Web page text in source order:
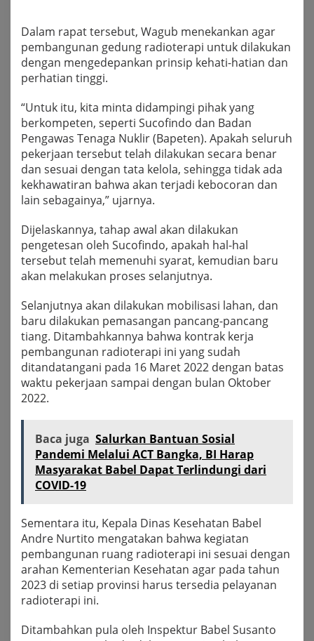
Dalam rapat tersebut, Wagub menekankan agar
pembangunan gedung radioterapi untuk dilakukan
dengan mengedepankan prinsip kehati-hatian dan
perhatian tinggi.
“Untuk itu, kita minta didampingi pihak yang
berkompeten, seperti Sucofindo dan Badan
Pengawas Tenaga Nuklir (Bapeten). Apakah seluruh
pekerjaan tersebut telah dilakukan secara benar
dan sesuai dengan tata kelola, sehingga tidak ada
kekhawatiran bahwa akan terjadi kebocoran dan
lain sebagainya,” ujarnya.
Dijelaskannya, tahap awal akan dilakukan
pengetesan oleh Sucofindo, apakah hal-hal
tersebut telah memenuhi syarat, kemudian baru
akan melakukan proses selanjutnya.
Selanjutnya akan dilakukan mobilisasi lahan, dan
baru dilakukan pemasangan pancang-pancang
tiang. Ditambahkannya bahwa kontrak kerja
pembangunan radioterapi ini yang sudah
ditandatangani pada 16 Maret 2022 dengan batas
waktu pekerjaan sampai dengan bulan Oktober
2022.
Baca juga Salurkan Bantuan Sosial
Pandemi Melalui ACT Bangka, BI Harap
Masyarakat Babel Dapat Terlindungi dari
COVID-19
Sementara itu, Kepala Dinas Kesehatan Babel
Andre Nurtito mengatakan bahwa kegiatan
pembangunan ruang radioterapi ini sesuai dengan
arahan Kementerian Kesehatan agar pada tahun
2023 di setiap provinsi harus tersedia pelayanan
radioterapi ini.
Ditambahkan pula oleh Inspektur Babel Susanto